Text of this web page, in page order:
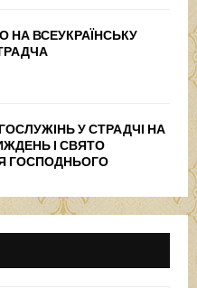
ВСЕУКРАЇНСЬКУ
У СТРАДЧІ НА
І СВЯТО
ГОСПОДНЬОГО